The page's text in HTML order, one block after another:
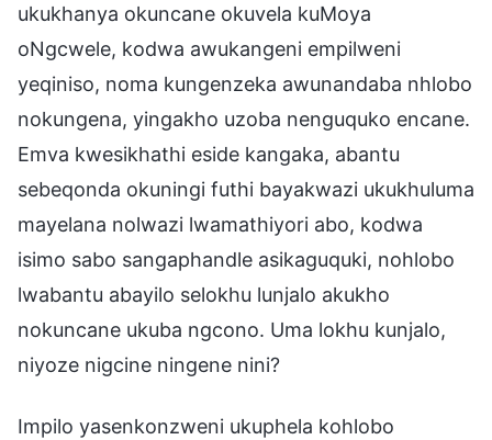
ukukhanya okuncane okuvela kuMoya
oNgcwele, kodwa awukangeni empilweni
yeqiniso, noma kungenzeka awunandaba nhlobo
nokungena, yingakho uzoba nenguquko encane.
Emva kwesikhathi eside kangaka, abantu
sebeqonda okuningi futhi bayakwazi ukukhuluma
mayelana nolwazi lwamathiyori abo, kodwa
isimo sabo sangaphandle asikaguquki, nohlobo
lwabantu abayilo selokhu lunjalo akukho
nokuncane ukuba ngcono. Uma lokhu kunjalo,
niyoze nigcine ningene nini?
Impilo yasenkonzweni ukuphela kohlobo